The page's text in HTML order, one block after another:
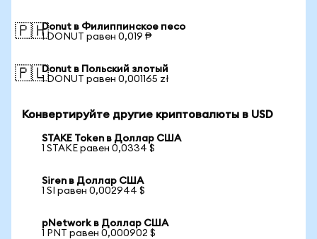
🇵🇭Donut в Филиппинское песо
1 DONUT равен 0,019 ₱
🇵🇱Donut в Польский злотый
1 DONUT равен 0,001165 zł
Конвертируйте другие криптовалюты в USD
STAKE Token в Доллар США
1 STAKE равен 0,0334 $
Siren в Доллар США
1 SI равен 0,002944 $
pNetwork в Доллар США
1 PNT равен 0,000902 $